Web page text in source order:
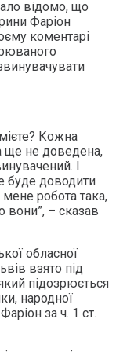
відомо, що
Фаріон
коментарі
Кожна
ще не доведена,
І
буде доводити
робота така,
вони”, – сказав
обласної
взято під
підозрюється
народної
за ч. 1 ст.